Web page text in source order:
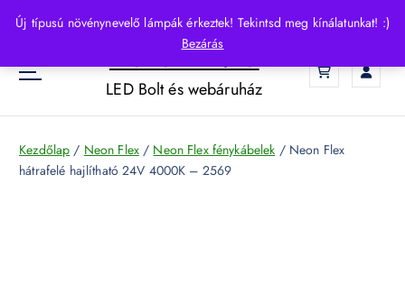
Új típusú növénynevelő lámpák érkeztek! Tekintsd meg kínálatunkat! :)
Bezárás
p
o
HelloLED.hu
LED Bolt és webáruház
Kezdőlap / Neon Flex/ Neon Flex fénykábelek / Neon Flex
hátrafelé hajlítható 24V 4000K – 2569